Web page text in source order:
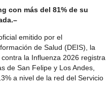
con más del 81% de su
emitido por el
de Salud (DEIS), la
la Influenza 2026 registra
de San Felipe y Los Andes,
a nivel de la red del Servicio